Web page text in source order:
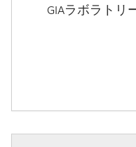
GIAラボラトリ